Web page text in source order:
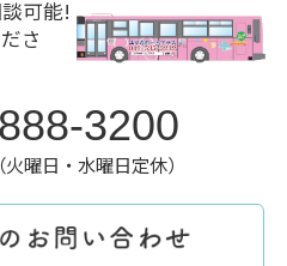
可能!
さ
3200
曜日・水曜日定休）